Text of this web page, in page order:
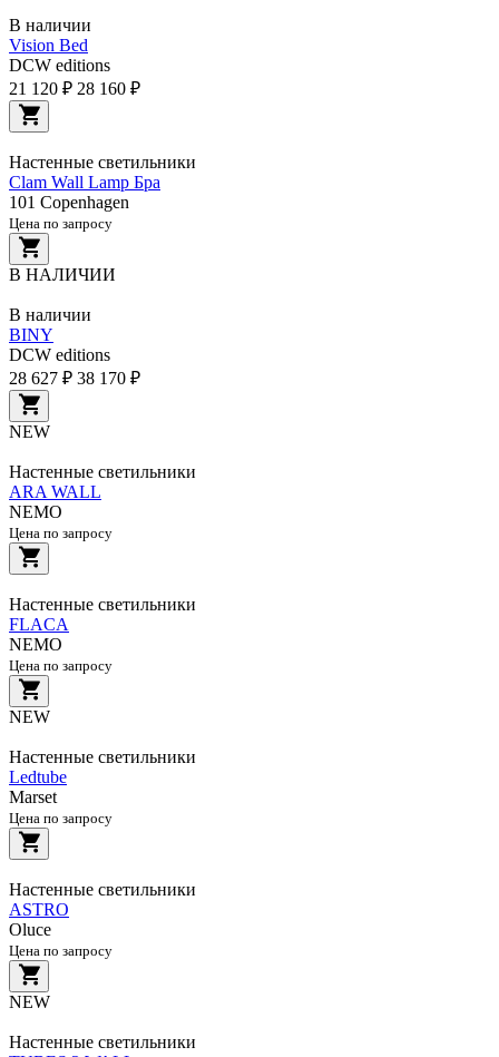
В наличии
Vision Bed
DCW editions
21 120 ₽ 28 160 ₽
Настенные светильники
Clam Wall Lamp Бра
101 Copenhagen
Цена по запросу
В НАЛИЧИИ
В наличии
BINY
DCW editions
28 627 ₽ 38 170 ₽
NEW
Настенные светильники
ARA WALL
NEMO
Цена по запросу
Настенные светильники
FLACA
NEMO
Цена по запросу
NEW
Настенные светильники
Ledtube
Marset
Цена по запросу
Настенные светильники
ASTRO
Oluce
Цена по запросу
NEW
Настенные светильники